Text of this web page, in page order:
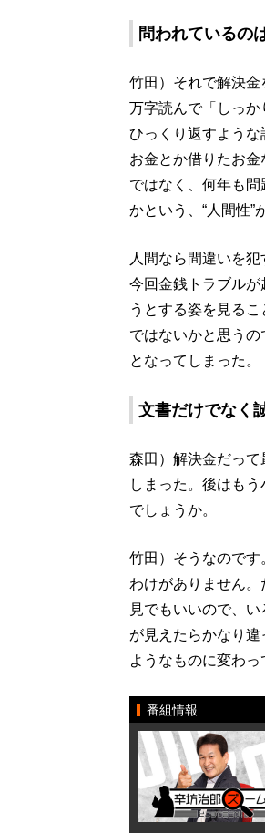
問われているの
竹田）それで解決
万字読んで「しっ
ひっくり返すよう
お金とか借りたお
ではなく、何年も
かという、“人間性”
人間なら間違いを
今回金銭トラブル
うとする姿を見る
ではないかと思うの
となってしまった。
文書だけでなく
森田）解決金だっ
しまった。後はも
でしょうか。
竹田）そうなのです
わけがありません
見でもいいので、
が見えたらかなり
ようなものに変わっ
番組情報